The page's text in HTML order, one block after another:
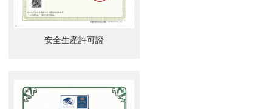
安全生產許可證